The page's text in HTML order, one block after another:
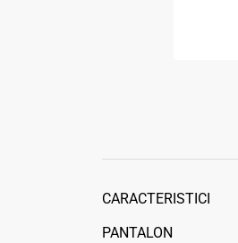
CARACTERISTICI
PANTALON